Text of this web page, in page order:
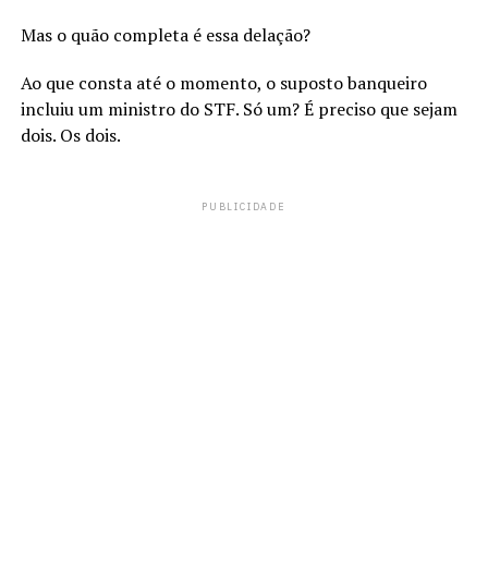
Mas o quão completa é essa delação?
Ao que consta até o momento, o suposto banqueiro
incluiu um ministro do STF. Só um? É preciso que sejam
dois. Os dois.
PUBLICIDADE